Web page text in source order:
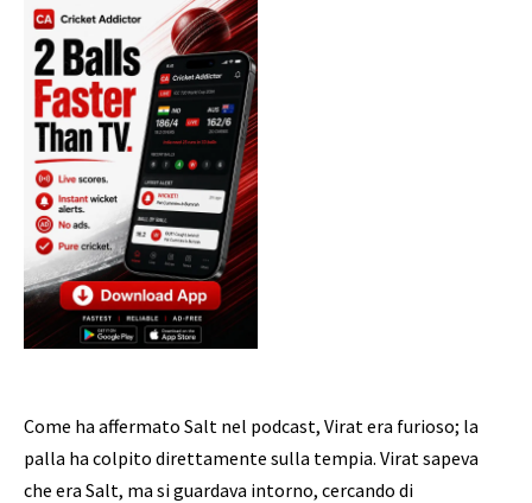
Come ha affermato Salt nel podcast, Virat era furioso; la
palla ha colpito direttamente sulla tempia. Virat sapeva
che era Salt, ma si guardava intorno, cercando di